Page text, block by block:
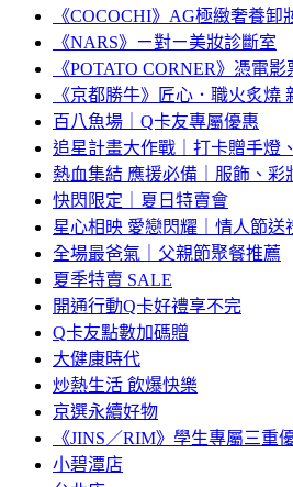
《COCOCHI》AG極緻奢養卸
《NARS》ㄧ對ㄧ美妝診斷室
《POTATO CORNER》憑電
《京都勝牛》匠心．職火炙燒
百八魚場｜Q卡友專屬優惠
追星計畫大作戰｜打卡贈手燈
熱血集結 應援必備｜服飾、彩
快閃限定｜夏日特賣會
星心相映 愛戀閃耀｜情人節送
全場最爸氣｜父親節聚餐推薦
夏季特賣 SALE
開通行動Q卡好禮享不完
Q卡友點數加碼贈
大健康時代
炒熱生活 飲爆快樂
京選永續好物
《JINS／RIM》學生專屬三重
小碧潭店